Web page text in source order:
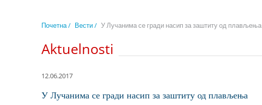
Почетна / Вести / У Лучанима се гради насип за заштиту од плављења
Aktuelnosti
12.06.2017
У Лучанима се гради насип за заштиту од плављења